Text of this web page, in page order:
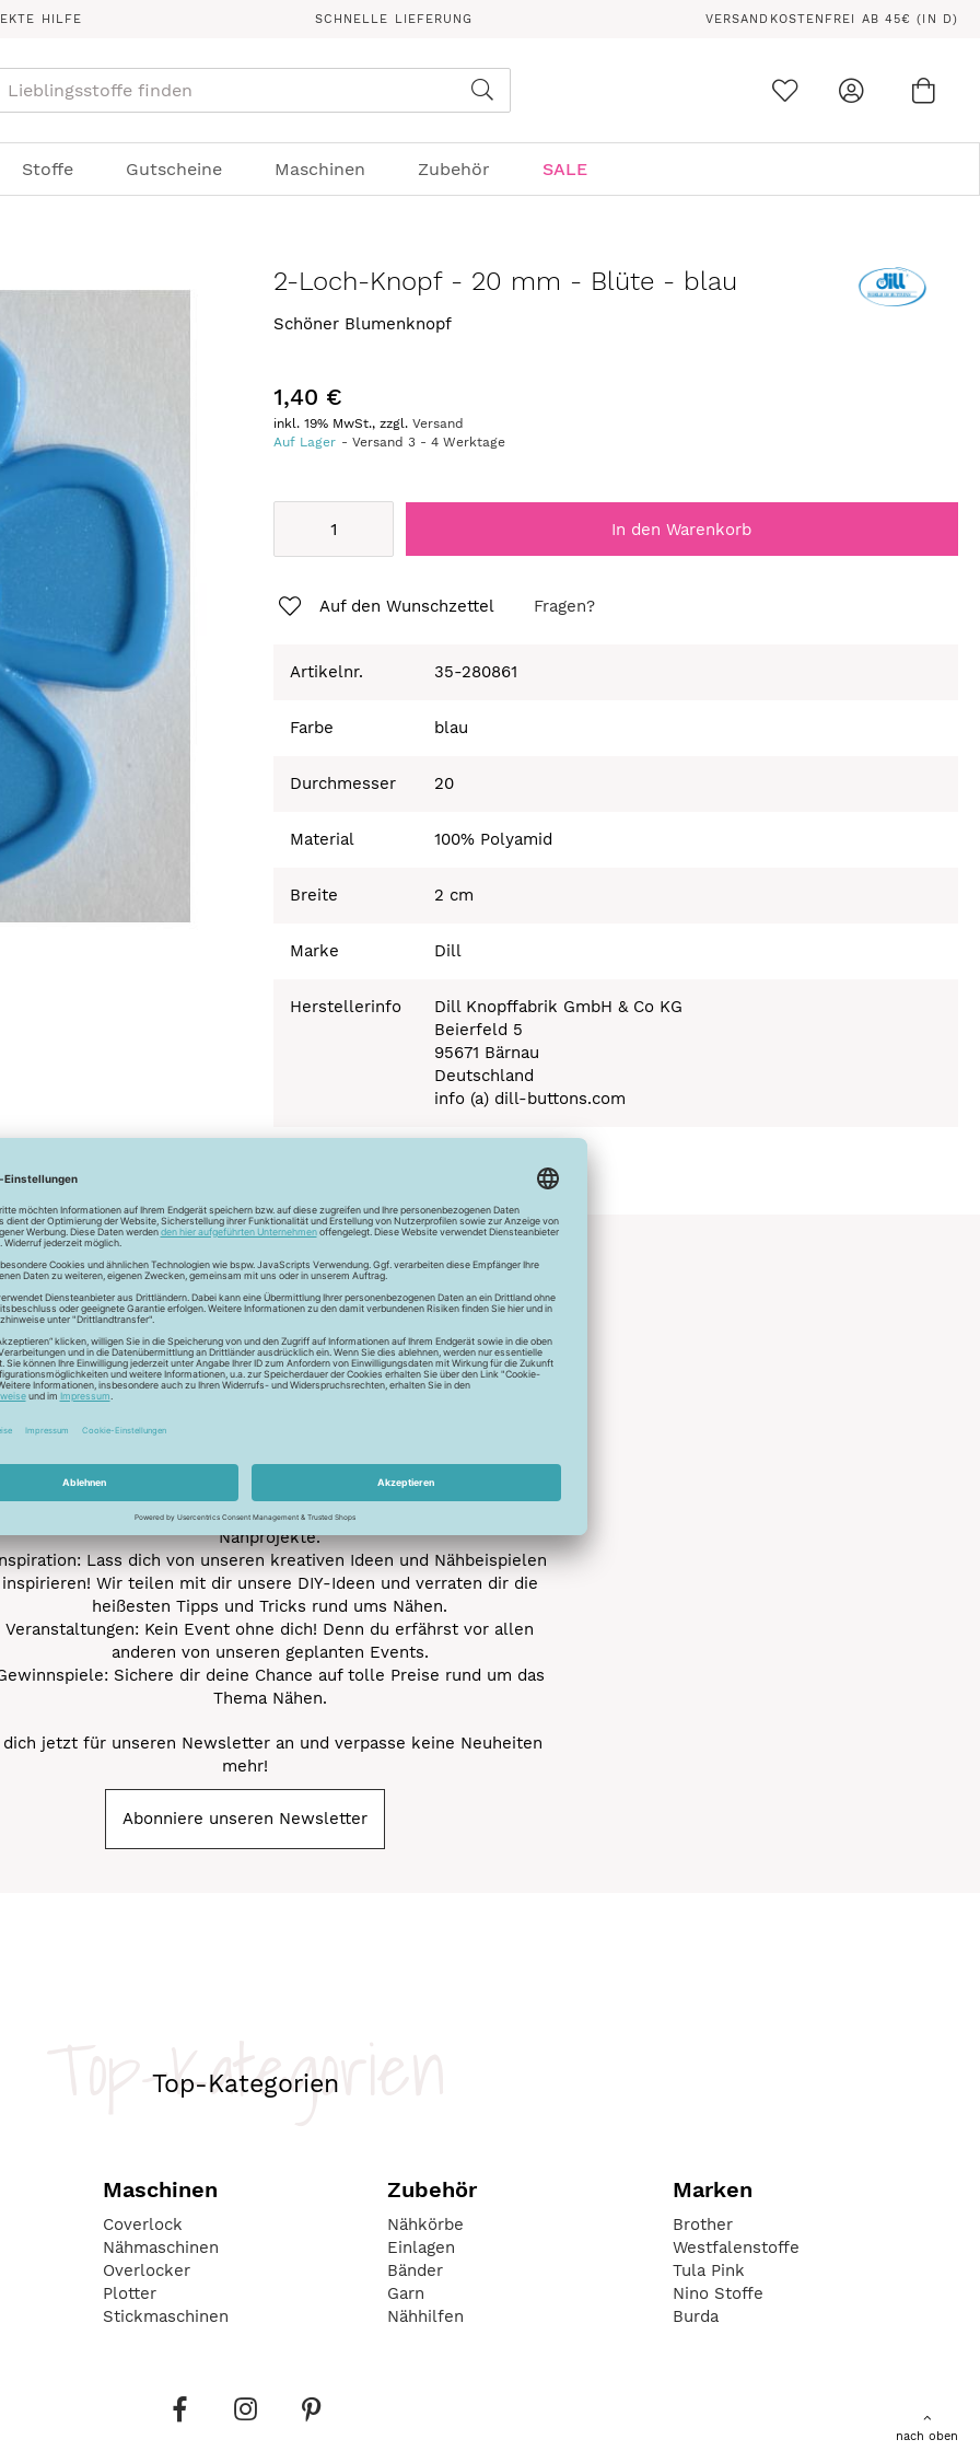
HILFE SCHNELLE LIEFERUNG VERSANDKOSTENFREI AB 45€ (IN D)
Stoffe Gutscheine Maschinen Zubehör SALE
2-Loch-Knopf - 20 mm - Blüte - blau
Schöner Blumenknopf
1,40 €
inkl. 19% MwSt., zzgl.Versand
Auf Lager
Versand3 -4 Werktage
In den Warenkorb
Auf den Wunschzettel Fragen?
Artikelnr. 35-280861
Farbe blau
Durchmesser 20
Material 100% Polyamid
Breite 2 cm
Marke Dill
Herstellerinfo
Dill Knopffabrik GmbH & Co KG
Beierfeld 5
95671 Bärnau
Deutschland
info (a) dill-buttons.com
Unser Newsletter
Newsletter
jetzt unseren exklusiven Newsletter und profitiere von zahlreichen
von unseren Aktionen und Rabatten!
Neue Stoffe entdecken: Wir informieren dich regelmäßig über die
neuesten Stofftrends der Saison. Plane mit uns deine neuen
Nähprojekte.
Lass dich von unseren kreativen Ideen und Nähbeispielen
inspirieren! Wir teilen mit dir unsere DIY-Ideen und verraten dir die
heißesten Tipps und Tricks rund ums Nähen.
Veranstaltungen: Kein Event ohne dich! Denn du erfährst vor allen
anderen von unseren geplanten Events.
Sichere dir deine Chance auf tolle Preise rund um das
Thema Nähen.
jetzt für unseren Newsletter an und verpasse keine Neuheiten
mehr!
Abonniere unseren Newsletter
Top-Kategorien
Top-Kategorien
Maschinen
Coverlock
Nähmaschinen
Overlocker
Plotter
Stickmaschinen
Zubehör
Nähkörbe
Einlagen
Bänder
Garn
Nähhilfen
Marken
Brother
Westfalenstoffe
Tula Pink
Nino Stoffe
Burda
nach oben